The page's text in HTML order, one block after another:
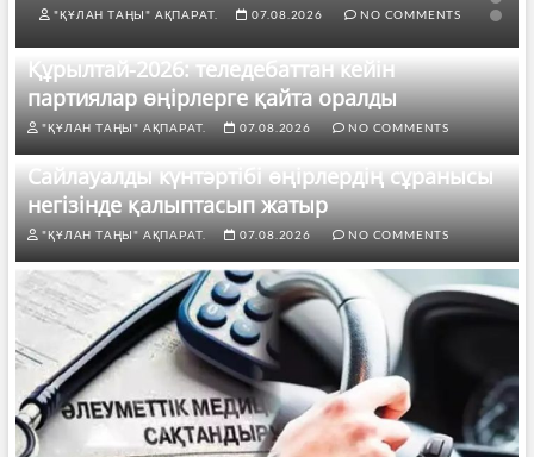
"ҚҰЛАН ТАҢЫ" АҚПАРАТ. 07.08.2026 NO COMMENTS
Құрылтай-2026: теледебаттан кейін
партиялар өңірлерге қайта оралды
"ҚҰЛАН ТАҢЫ" АҚПАРАТ. 07.08.2026 NO COMMENTS
Сайлауалды күнтәртібі өңірлердің сұранысы
негізінде қалыптасып жатыр
"ҚҰЛАН ТАҢЫ" АҚПАРАТ. 07.08.2026 NO COMMENTS